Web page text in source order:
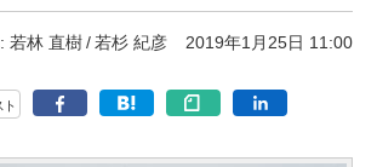
若林 直樹 若杉 紀彦 2019年1月25日 11:00
ト